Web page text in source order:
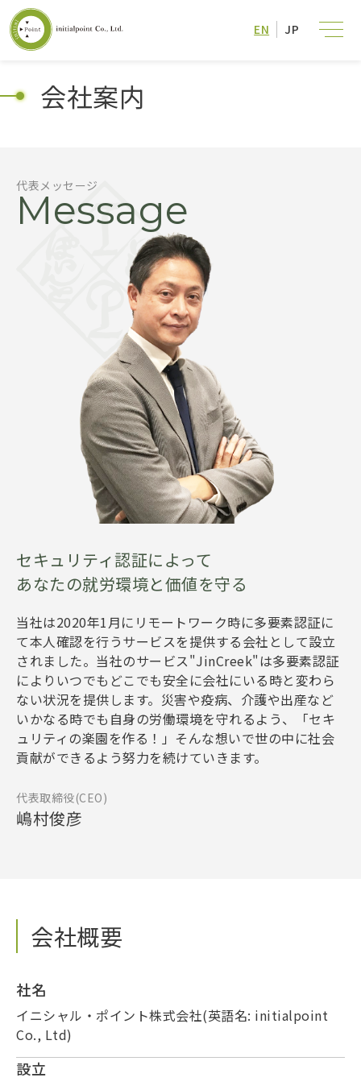
EN JP
会社案内
代表メッセージ
Message
セキュリティ認証によって
あなたの就労環境と価値を守る
当社は2020年1月にリモートワーク時に多要素認証に
て本人確認を行うサービスを提供する会社として設立
されました。当社のサービス"JinCreek"は多要素認証
によりいつでもどこでも安全に会社にいる時と変わら
ない状況を提供します。災害や疫病、介護や出産など
いかなる時でも自身の労働環境を守れるよう、「セキ
ュリティの楽園を作る！」そんな想いで世の中に社会
貢献ができるよう努力を続けていきます。
代表取締役(CEO)
嶋村俊彦
会社概要
社名
イニシャル・ポイント株式会社(英語名: initialpoint
Co., Ltd)
設立